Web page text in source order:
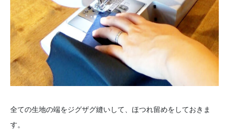
全ての生地の端をジグザグ縫いして、ほつれ留めをしておきま
す。